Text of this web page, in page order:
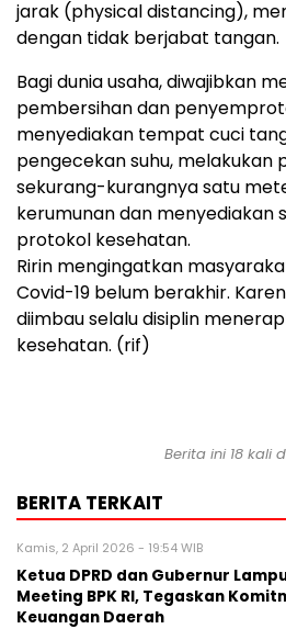
jarak (physical distancing),
dengan tidak berjabat tangan.
Bagi dunia usaha, diwajibkan
pembersihan dan
menyediakan tempat cuci
pengecekan suhu, melakukan
sekurang-kurangnya satu
kerumunan dan menyediakan
protokol kesehatan.
Ririn mengingatkan
Covid-19 belum berakhir.
diimbau selalu disiplin
kesehatan. (rif)
Berita ini 18 kali
BERITA TERKAIT
Kamis, 2 April 2026 - 19:54 WIB
Ketua DPRD dan Gubernur
Meeting BPK RI, Tegaskan
Keuangan Daerah